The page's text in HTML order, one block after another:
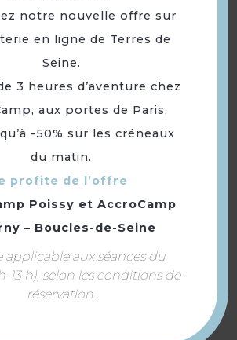
notre nouvelle offre sur
en ligne de Terres de
Seine.
3 heures d’aventure chez
aux portes de Paris,
-50% sur les créneaux
du matin.
profite de l’offre
Poissy et AccroCamp
– Boucles-de-Seine
applicable aux séances du
13 h), selon les conditions de
réservation.